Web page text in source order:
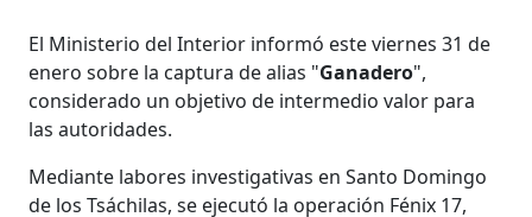
El Ministerio del Interior informó este viernes 31 de
enero sobre la captura de alias "Ganadero",
considerado un objetivo de intermedio valor para
las autoridades.
Mediante labores investigativas en Santo Domingo
de los Tsáchilas, se ejecutó la operación Fénix 17,